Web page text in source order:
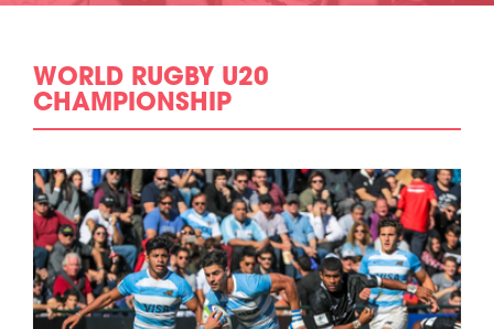
WORLD RUGBY U20
CHAMPIONSHIP